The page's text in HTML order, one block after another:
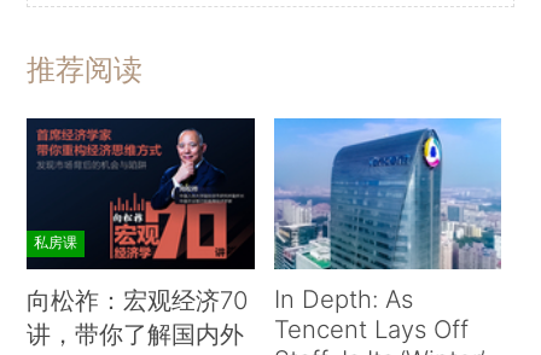
推荐阅读
私房课
向松祚：宏观经济70
讲，带你了解国内外
In Depth: As
Tencent Lays Off